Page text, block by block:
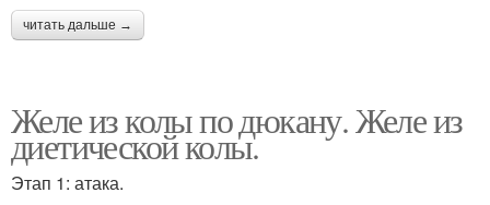
читать дальше →
Желе из колы по дюкану. Желе из
диетической колы.
Этап 1: атака.